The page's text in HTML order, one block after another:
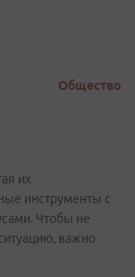
Общество
их
инструменты с
Чтобы не
важно